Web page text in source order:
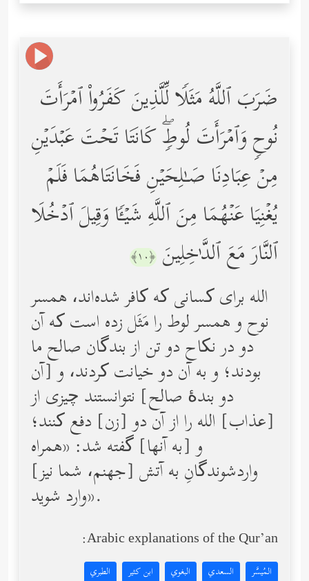
ضَرَبَ ٱللَّهُ مَثَلࣰا لِّلَّذِینَ كَفَرُواْ ٱمۡرَأَتَ
نُوحࣲ وَٱمۡرَأَتَ لُوطࣲۖ كَانَتَا تَحۡتَ عَبۡدَیۡنِ
مِنۡ عِبَادِنَا صَـٰلِحَیۡنِ فَخَانَتَاهُمَا فَلَمۡ
یُغۡنِیَا عَنۡهُمَا مِنَ ٱللَّهِ شَیۡـࣰٔا وَقِیلَ ٱدۡخُلَا
ٱلنَّارَ مَعَ ٱلدَّ ٰ⁠خِلِینَ ﴿١٠﴾
الله برای کسانی‌ که کافر شده‌اند، همسر
نوح و همسر لوط را مَثَل زده است که آن
دو در نکاح دو تن از بندگان صالح ما
بودند؛ و به آن دو خیانت کردند، و [آن
دو بندۀ صالح] نتوانستند چیزی از
[عذاب] الله را از آن دو [زن] دفع کنند؛
و [به آنها] گفته شد: «همراه
واردشوندگانِ به آتش [جهنم، شما نیز]
وارد شوید».
Arabic explanations of the Qur’an:
المُيسَّر السعدي البغوي ابن كثير الطبري